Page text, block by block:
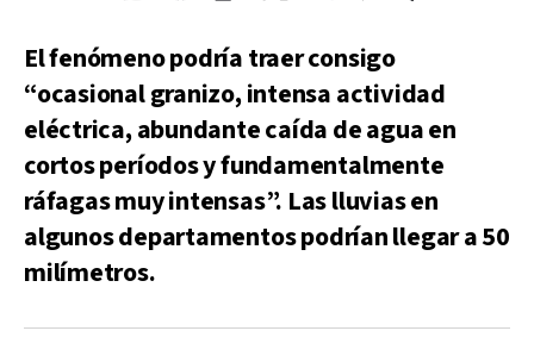
El fenómeno podría traer consigo
“ocasional granizo, intensa actividad
eléctrica, abundante caída de agua en
cortos períodos y fundamentalmente
ráfagas muy intensas”. Las lluvias en
algunos departamentos podrían llegar a 50
milímetros.